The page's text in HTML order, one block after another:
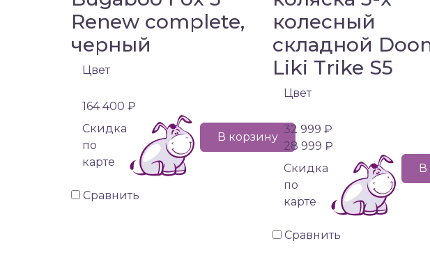
Renew complete,
черный
Цвет
164 400 ₽
Cкидка
по
карте
В корзину
Сравнить
колесный
складной
Liki Trike S5
Цвет
32 999 ₽
28 999 ₽
Cкидка
по
карте
В
Сравнить